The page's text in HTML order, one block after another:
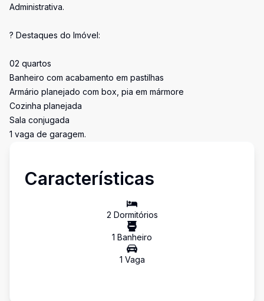
Administrativa.
? Destaques do Imóvel:
02 quartos
Banheiro com acabamento em pastilhas
Armário planejado com box, pia em mármore
Cozinha planejada
Sala conjugada
1 vaga de garagem.
Características
2 Dormitórios
1 Banheiro
1 Vaga